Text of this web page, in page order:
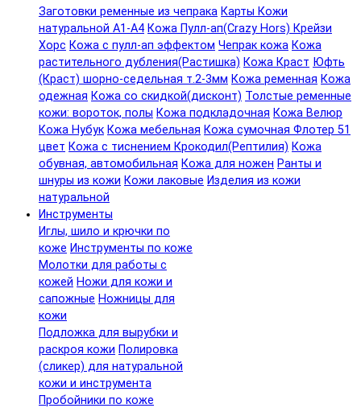
Заготовки ременные из чепрака Карты Кожи
натуральной А1-А4 Кожа Пулл-ап(Crazy Hors) Крейзи
Хорс Кожа с пулл-ап эффектом Чепрак кожа Кожа
растительного дубления(Растишка) Кожа Краст Юфть
(Краст) шорно-седельная т.2-3мм Кожа ременная Кожа
одежная Кожа со скидкой(дисконт) Толстые ременные
кожи: вороток, полы Кожа подкладочная Кожа Велюр
Кожа Нубук Кожа мебельная Кожа сумочная Флотер 51
цвет Кожа с тиснением Крокодил(Рептилия) Кожа
обувная, автомобильная Кожа для ножен Ранты и
шнуры из кожи Кожи лаковые Изделия из кожи
натуральной
Инструменты
Иглы, шило и крючки по
коже Инструменты по коже
Молотки для работы с
кожей Ножи для кожи и
сапожные Ножницы для
кожи
Подложка для вырубки и
раскроя кожи Полировка
(сликер) для натуральной
кожи и инструмента
Пробойники по коже